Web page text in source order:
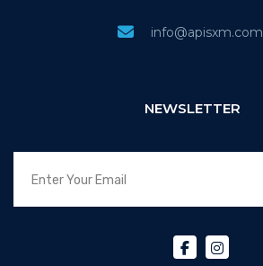
info@apisxm.com
NEWSLETTER